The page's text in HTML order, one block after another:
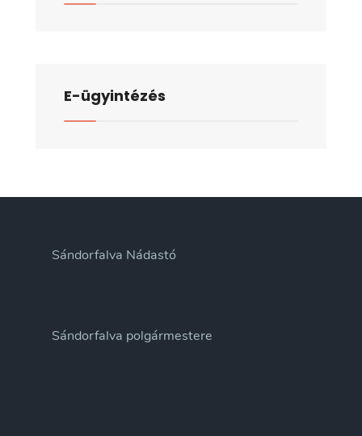
E-ügyintézés
Sándorfalva Nádastó
Sándorfalva polgármestere